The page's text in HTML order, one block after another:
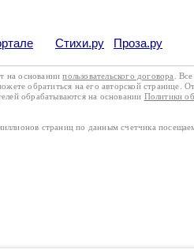
Стихи.ру Проза.ру
на основаниипользовательского договора
.
обратиться на его авторской странице.
обрабатываются на основании Политики
страниц по данным счетчика